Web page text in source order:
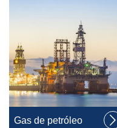
Gas de petróleo 